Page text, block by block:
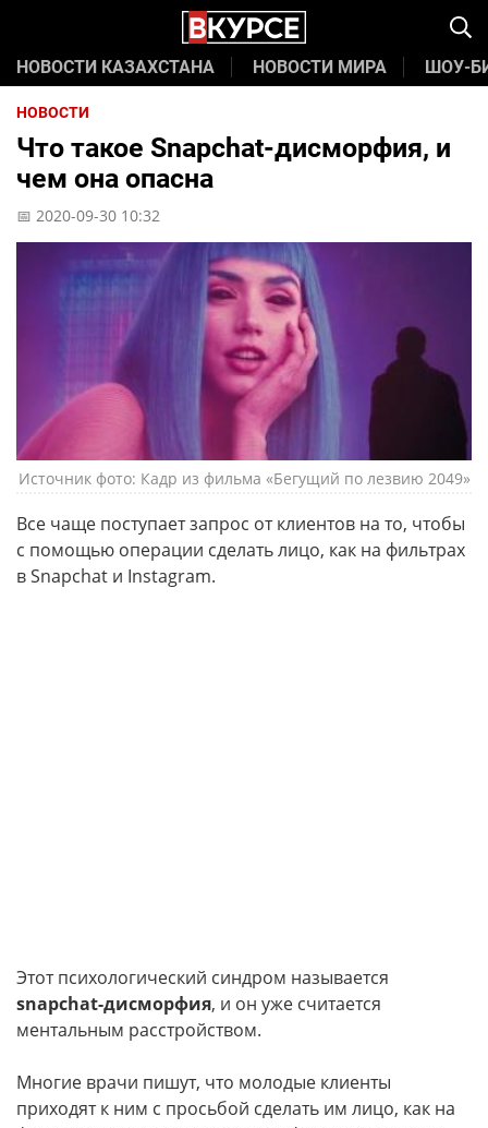
НОВОСТИ КАЗАХСТАНА НОВОСТИ МИРА ШОУ-
НОВОСТИ
Что такое Snapchat-дисморфия, и
чем она опасна
📅 2020-09-30 10:32
Источник фото: Кадр из фильма «Бегущий по лезвию 2049»
Все чаще поступает запрос от клиентов на то, чтобы
с помощью операции сделать лицо, как на фильтрах
в Snapchat и Instagram.
Этот психологический синдром называется
snapchat-дисморфия, и он уже считается
ментальным расстройством.
Многие врачи пишут, что молодые клиенты
приходят к ним с просьбой сделать им лицо, как на